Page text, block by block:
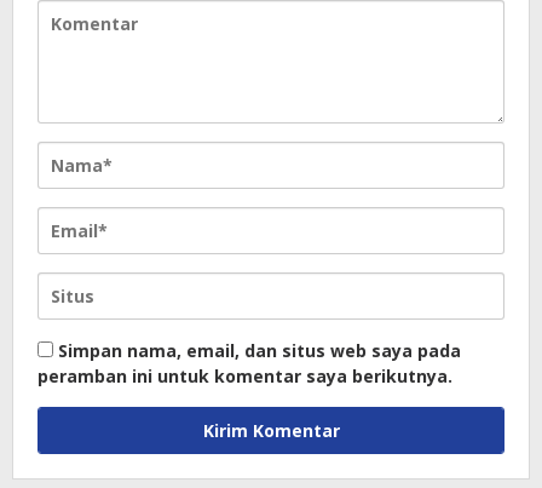
Simpan nama, email, dan situs web saya pada
peramban ini untuk komentar saya berikutnya.